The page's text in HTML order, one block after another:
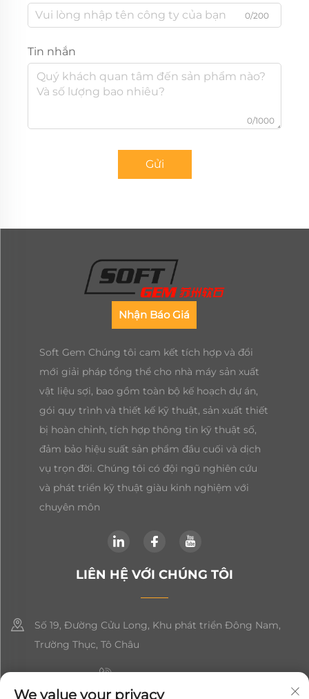
0/200
Tin nhắn
0/1000
Gửi
Nhận Báo Giá
Soft Gem Chúng tôi cam kết tích hợp và đổi
mới giải pháp tổng thể cho nhà máy sản xuất
vật liệu sợi, bao gồm toàn bộ kế hoạch dự án,
gói quy trình và thiết kế kỹ thuật, sản xuất thiết
bị hoàn chỉnh, tích hợp thông tin kỹ thuật số,
đảm bảo hiệu suất sản phẩm đầu cuối và dịch
vụ trọn đời. Chúng tôi có đội ngũ nghiên cứu
và phát triển kỹ thuật giàu kinh nghiệm với
chuyên môn
LIÊN HỆ VỚI CHÚNG TÔI
Số 19, Đường Cửu Long, Khu phát triển Đông Nam,
Trường Thục, Tô Châu
+86-19906239903
We value your privacy